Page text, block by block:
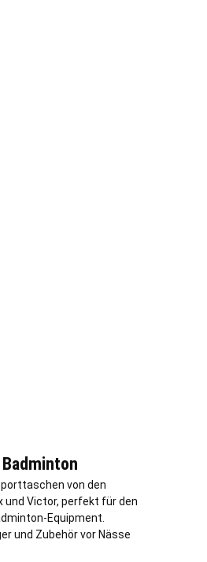
von den
und Victor, perfekt für den
Equipment.
und Zubehör vor Nässe